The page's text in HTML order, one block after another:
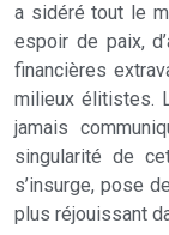
a sidéré tout le
espoir de paix,
financières
milieux élitistes.
jamais
singularité de
s’insurge, pose
plus réjouissant